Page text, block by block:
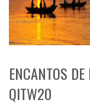
ENCANTOS
QITW20